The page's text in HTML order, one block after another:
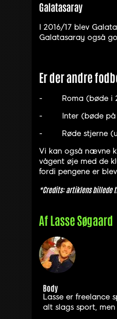
Galatasaray
I 2016/17 blev
Galatasaray også
Er der andre
- Roma (bøde i
- Inter (bøde på
- Røde stjerne
Vi kan også nævne
vågent øje med de
fordi pengene er
*Credits: artiklens billede
AfLasse Søgaard
Body
Lasse er freelance
alt slags sport,